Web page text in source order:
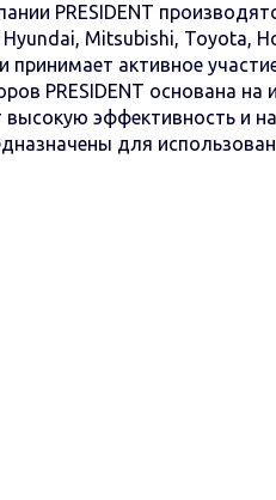
PRESIDENT
Mitsubishi, Toyota,
активное
PRESIDENT основана
высокую эффективность и
для